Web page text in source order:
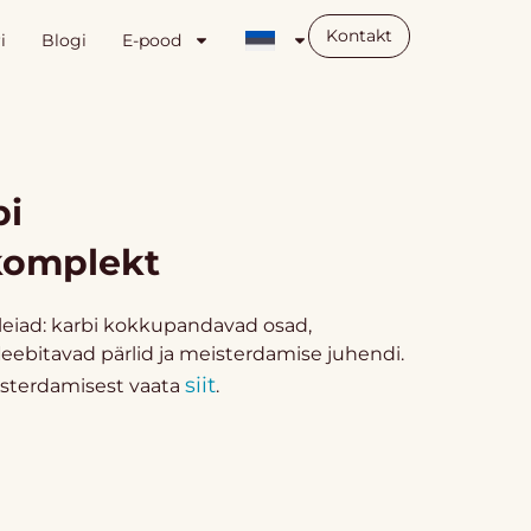
Blogi E-pood Kontakt
karbi kokkupandavad osad,
pärlid ja meisterdamise juhendi.
vaata siit.